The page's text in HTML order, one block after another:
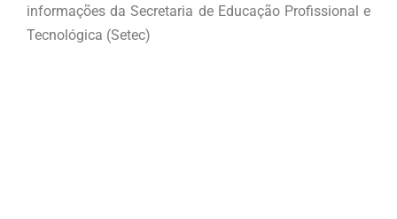
informações da Secretaria de Educação Profissional e
Tecnológica (Setec)